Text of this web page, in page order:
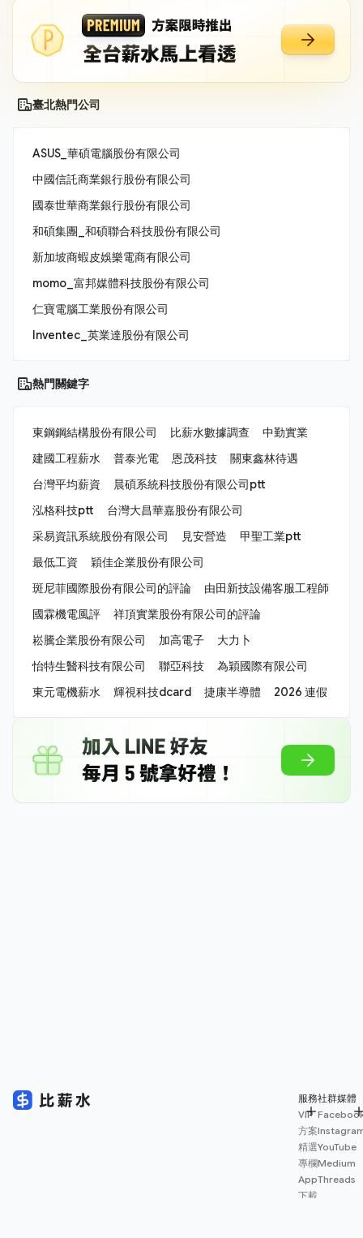
臺北熱門公司
ASUS_華碩電腦股份有限公司
中國信託商業銀行股份有限公司
國泰世華商業銀行股份有限公司
和碩集團_和碩聯合科技股份有限公司
新加坡商蝦皮娛樂電商有限公司
momo_富邦媒體科技股份有限公司
仁寶電腦工業股份有限公司
Inventec_英業達股份有限公司
熱門關鍵字
東鋼鋼結構股份有限公司 比薪水數據調查
中勤實業
建國工程薪水
普泰光電 恩茂科技
關東鑫林待遇
台灣平均薪資
晨碩系統科技股份有限公司ptt
泓格科技ptt
台灣大昌華嘉股份有限公司
采易資訊系統股份有限公司
見安營造
甲聖工業ptt
最低工資
穎佳企業股份有限公司
斑尼菲國際股份有限公司的評論
由田新技設備客服工程師
國霖機電風評
祥頂實業股份有限公司的評論
崧騰企業股份有限公司
加高電子
大力卜
怡特生醫科技有限公司
聯亞科技
為穎國際有限公司
東元電機薪水
輝視科技dcard 捷康半導體 2026 連假
服務
VIP
方案
精選
專欄
App
下載
社群媒體
YouTube
Medium
Threads